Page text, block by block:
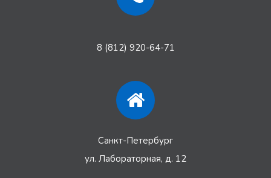
8 (812) 920-64-71
Санкт-Петербург
ул. Лабораторная, д. 12